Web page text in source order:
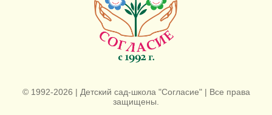
© 1992-2026 | Детский сад-школа "Согласие" | Все права
защищены.